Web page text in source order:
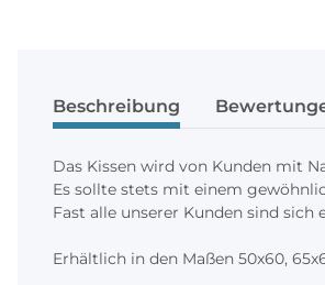
Beschreibung
Das Kissen wird von Kunden mit
Es sollte stets mit einem
Fast alle unserer Kunden sind sich
Erhältlich in den Maßen 50x60,